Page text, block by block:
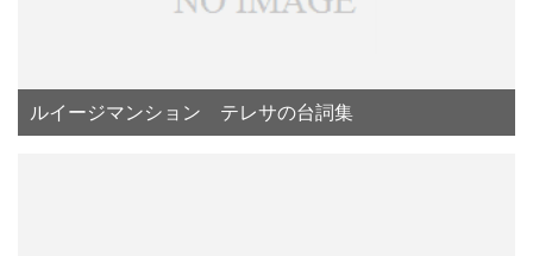
ルイージマンション テレサの台詞集